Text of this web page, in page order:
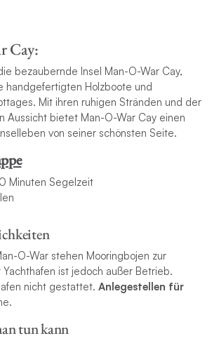
Cay:
bezaubernde Insel Man-O-War Cay,
handgefertigten Holzboote und
Mit ihren ruhigen Stränden und der
Aussicht bietet Man-O-War Cay einen
von seiner schönsten Seite.
Minuten Segelzeit
O-War stehen Mooringbojen zur
ist jedoch außer Betrieb.
nicht gestattet. Anlegestellen für
tun kann